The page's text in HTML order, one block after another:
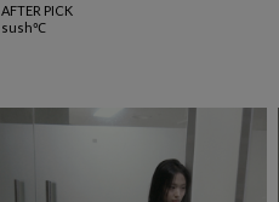
AFTER PICK
sush℃